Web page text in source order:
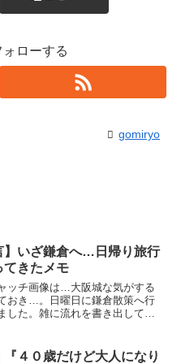
ローする
gomiryo
】いざ鎌倉へ…日帰り旅行
てきたメモ
ッチ画像は…大阪城な気がする
おき…。日曜日に鎌倉散策へ行
した。雑に流れを書き出してお
八幡神社に参拝。４．寿福寺の
『４０歳だけど大人になり